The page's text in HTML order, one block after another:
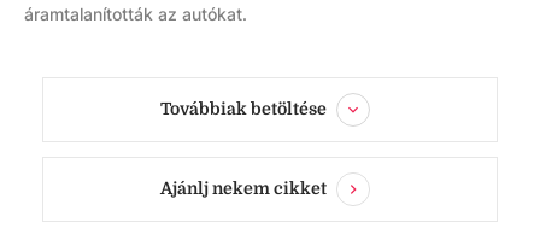
áramtalanították az autókat.
Továbbiak betöltése
Ajánlj nekem cikket